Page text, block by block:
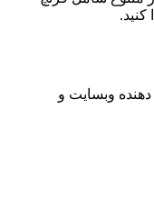
کنید.
وبسایت و